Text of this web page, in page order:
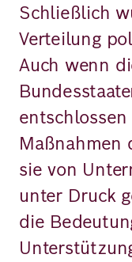
Schließlich
Verteilung
Auch wenn
Maßnahmen
sie von
unter Druck
die